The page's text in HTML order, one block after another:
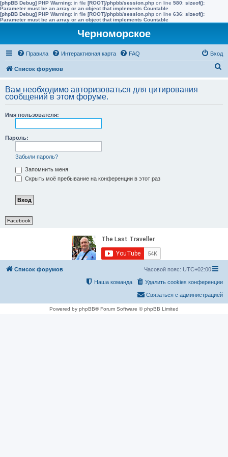
[phpBB Debug] PHP Warning: in file [ROOT]/phpbb/session.php on line 580: sizeof():
Parameter must be an array or an object that implements Countable
[phpBB Debug] PHP Warning: in file [ROOT]/phpbb/session.php on line 636: sizeof():
Parameter must be an array or an object that implements Countable
Черноморское
Правила Интерактивная карта FAQ Вход
Список форумов
с
Вам необходимо авторизоваться для цитирования
сообщений в этом форуме.
Имя пользователя:
Пароль:
Забыли пароль?
Запомнить меня
Скрыть моё пребывание на конференции в этот раз
Facebook
Список форумов Часовой пояс: UTC+02:00
Удалить cookies конференции
Наша команда
Связаться с администрацией
Powered by phpBB® Forum Software © phpBB Limited